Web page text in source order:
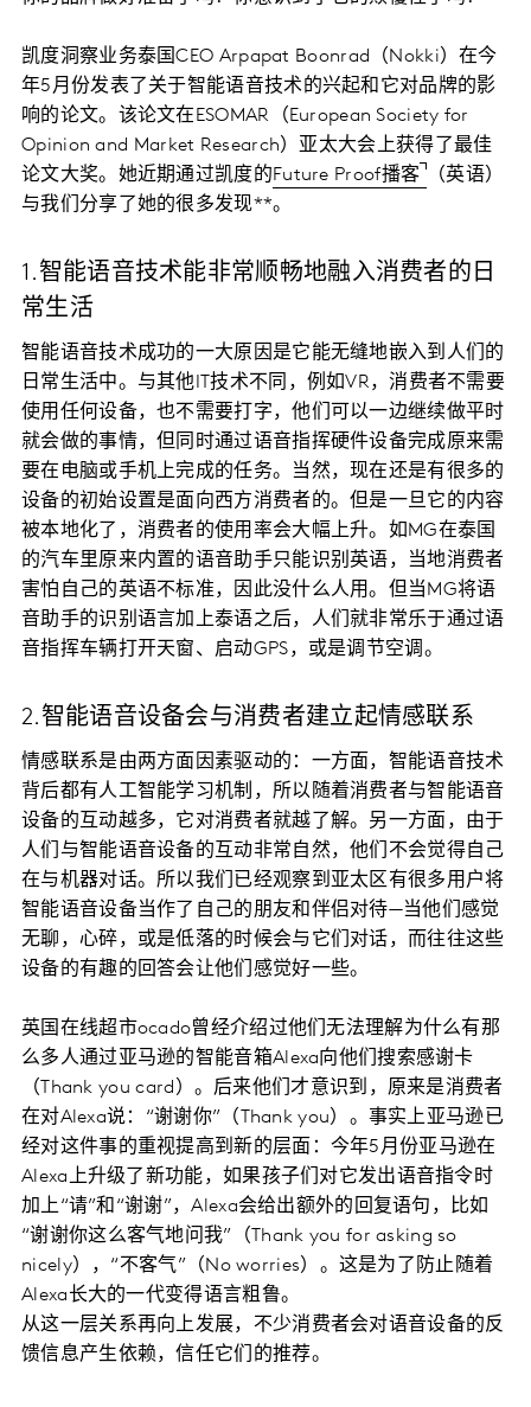
凯度洞察业务泰国CEO Arpapat Boonrad（Nokki）在今
年5月份发表了关于智能语音技术的兴起和它对品牌的影
响的论文。该论文在ESOMAR（European Society for
Opinion and Market Research）亚太大会上获得了最佳
论文大奖。她近期通过凯度的Future Proof播客
（英语）
与我们分享了她的很多发现**。
1.智能语音技术能非常顺畅地融入消费者的日
常生活
智能语音技术成功的一大原因是它能无缝地嵌入到人们的
日常生活中。与其他IT技术不同，例如VR，消费者不需要
使用任何设备，也不需要打字，他们可以一边继续做平时
就会做的事情，但同时通过语音指挥硬件设备完成原来需
要在电脑或手机上完成的任务。当然，现在还是有很多的
设备的初始设置是面向西方消费者的。但是一旦它的内容
被本地化了，消费者的使用率会大幅上升。如MG在泰国
的汽车里原来内置的语音助手只能识别英语，当地消费者
害怕自己的英语不标准，因此没什么人用。但当MG将语
音助手的识别语言加上泰语之后，人们就非常乐于通过语
音指挥车辆打开天窗、启动GPS，或是调节空调。
2.智能语音设备会与消费者建立起情感联系
情感联系是由两方面因素驱动的：一方面，智能语音技术
背后都有人工智能学习机制，所以随着消费者与智能语音
设备的互动越多，它对消费者就越了解。另一方面，由于
人们与智能语音设备的互动非常自然，他们不会觉得自己
在与机器对话。所以我们已经观察到亚太区有很多用户将
智能语音设备当作了自己的朋友和伴侣对待—当他们感觉
无聊，心碎，或是低落的时候会与它们对话，而往往这些
设备的有趣的回答会让他们感觉好一些。
英国在线超市ocado曾经介绍过他们无法理解为什么有那
么多人通过亚马逊的智能音箱Alexa向他们搜索感谢卡
（Thank you card）。后来他们才意识到，原来是消费者
在对Alexa说：“谢谢你”（Thank you）。事实上亚马逊已
经对这件事的重视提高到新的层面：今年5月份亚马逊在
Alexa上升级了新功能，如果孩子们对它发出语音指令时
加上“请”和“谢谢”，Alexa会给出额外的回复语句，比如
“谢谢你这么客气地问我”（Thank you for asking so
nicely），“不客气”（No worries）。这是为了防止随着
Alexa长大的一代变得语言粗鲁。
从这一层关系再向上发展，不少消费者会对语音设备的反
馈信息产生依赖，信任它们的推荐。